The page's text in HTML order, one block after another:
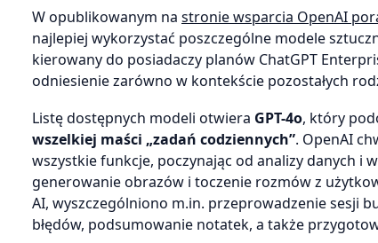
W opublikowanym na stronie wsparcia OpenAI
najlepiej wykorzystać poszczególne modele
kierowany do posiadaczy planów ChatGPT
odniesienie zarówno w kontekście pozostałych
Listę dostępnych modeli otwiera GPT-4o, który
wszelkiej maści „zadań codziennych”. OpenAI
wszystkie funkcje, poczynając od analizy danych i
generowanie obrazów i toczenie rozmów z
AI, wyszczególniono m.in. przeprowadzenie sesji
błędów, podsumowanie notatek, a także